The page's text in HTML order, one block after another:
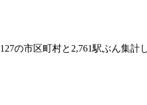
127の市区町村と 2,761駅ぶん集計